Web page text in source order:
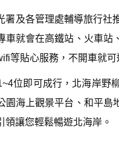
署及各管理處輔導旅行
車就會在高鐵站、火車
等貼心服務，不開車就可
位即可成行，北海岸
園海上觀景平台、和平
讓您輕鬆暢遊北海岸。